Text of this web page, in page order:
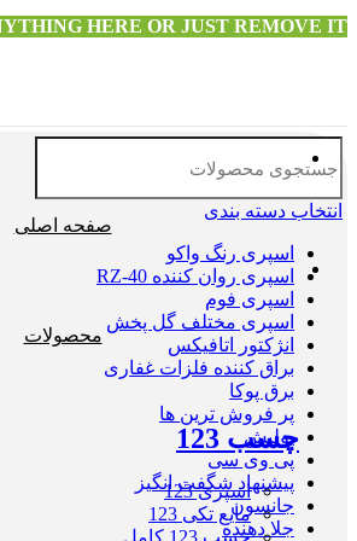
HERE OR JUST REMOVE IT…
انتخاب دسته بندی
اسپری رنگ واکو
اسپری روان کننده RZ-40
اسپری فوم
اسپری مختلف گل پخش
انژکتور اتافیکس
براق کننده فلزات غفاری
برق پوکا
پر فروش ترین ها
پولیش
پی وی سی
پیشنهاد شگفت انگیز
جانسون
جلا دهنده
صفحه اصلی
محصولات
چسب 123
اسپری 123
مایع تکی 123
چسب 123 کامل